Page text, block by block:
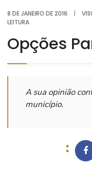
8 DE JANEIRO DE 2016 |
LEITURA
Opções
A sua opinião
município.